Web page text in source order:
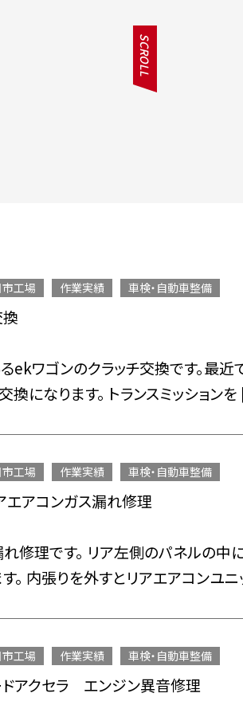
SCROLL
工場 作業実績 車検・自動車整備
ekワゴンのクラッチ交換です。最
換になります。 トランスミッション
工場 作業実績 車検・自動車整備
アコンガス漏れ修理
修理です。 リア左側のパネルの中
。 内張りを外すとリアエアコンユ
工場 作業実績 車検・自動車整備
ドアクセラ エンジン異音修理